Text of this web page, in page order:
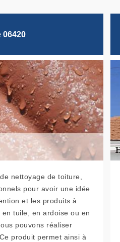
06420
nettoyage de toiture,
pour avoir une idée
et les produits à
tuile, en ardoise ou en
pouvons réaliser
produit permet ainsi à